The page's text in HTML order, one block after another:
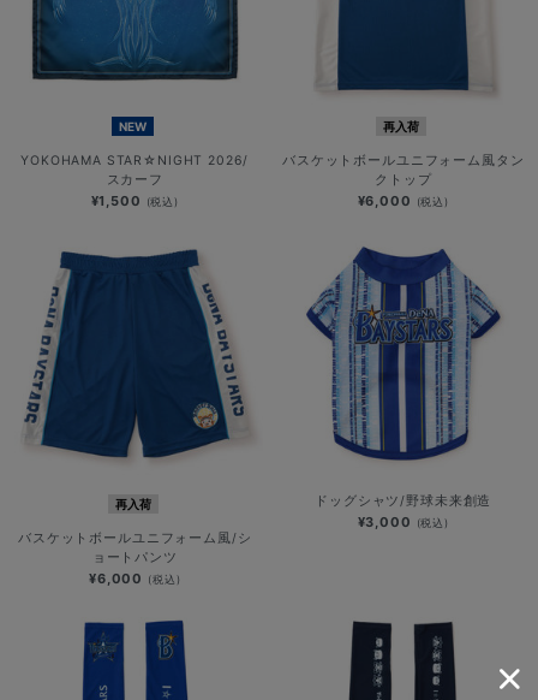
NEW
YOKOHAMA STAR☆NIGHT 2026/
スカーフ
¥1,500 (税込)
再入荷
バスケットボールユニフォーム風タン
クトップ
¥6,000 (税込)
再入荷
バスケットボールユニフォーム風/シ
ョートパンツ
¥6,000 (税込)
ドッグシャツ/野球未来創造
¥3,000 (税込)